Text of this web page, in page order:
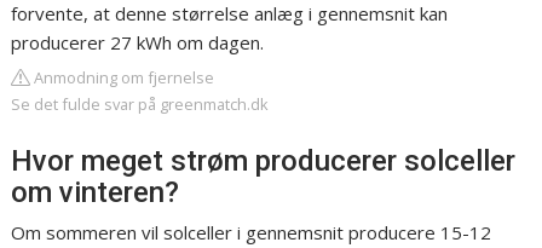
forvente, at denne størrelse anlæg i gennemsnit kan
producerer 27 kWh om dagen.
Anmodning om fjernelse
Se det fulde svar på greenmatch.dk
Hvor meget strøm producerer solceller
om vinteren?
Om sommeren vil solceller i gennemsnit producere 15-12